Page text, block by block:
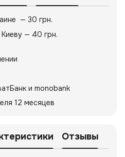
— 30 грн.
— 40 грн.
и monobank
12 месяцев
Отзывы